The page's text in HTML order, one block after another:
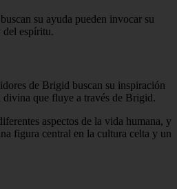
su ayuda pueden invocar su
del espíritu.
de Brigid buscan su inspiración
divina que fluye a través de Brigid.
aspectos de la vida humana, y
figura central en la cultura celta y un